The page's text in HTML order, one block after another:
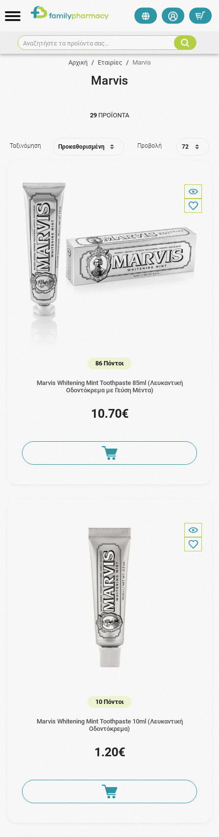
Αναζητήστε τα προϊόντα σας...
Αρχική / Εταιρίες / Marvis
Marvis
29 ΠΡΟΪΌΝΤΑ
Ταξινόμηση Προβολή
86 Πόντοι
Marvis Whitening Mint Toothpaste 85ml (Λευκαντική
Οδοντόκρεμα με Γεύση Μέντα)
10.70€
10 Πόντοι
Marvis Whitening Mint Toothpaste 10ml (Λευκαντική
Οδοντόκρεμα)
1.20€